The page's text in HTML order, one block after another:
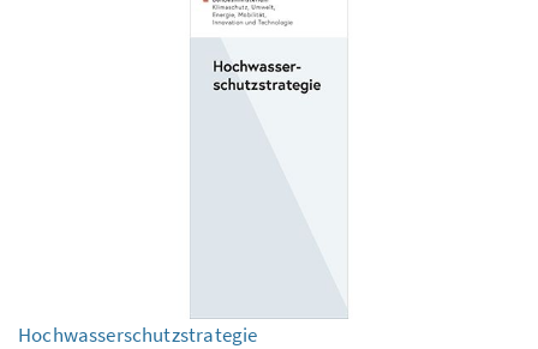
Hochwasserschutzstrategie